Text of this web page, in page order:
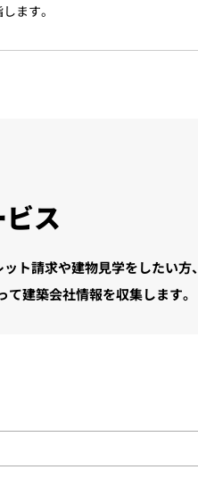
ます。
ス
ト請求や建物見学をしたい方、
建築会社情報を収集します。